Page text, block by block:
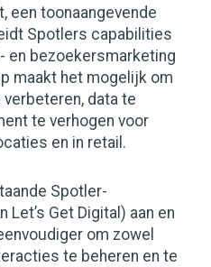
een toonaangevende
Spotlers capabilities
en bezoekersmarketing
maakt het mogelijk om
data te
te verhogen voor
en in retail.
Spotler-
Get Digital) aan en
om zowel
te beheren en te